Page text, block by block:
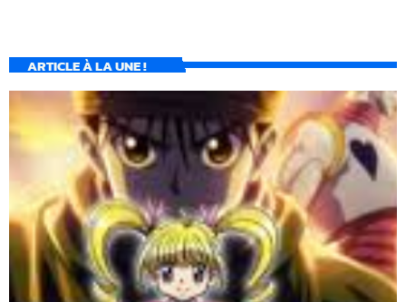
ARTICLE À LA UNE !